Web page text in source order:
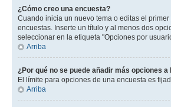
¿Cómo creo una encuesta?
Cuando inicia un nuevo tema o editas el
encuestas. Inserte un título y al menos dos
seleccionar en la etiqueta "Opciones por
Arriba
¿Por qué no se puede añadir más opciones a
El límite para opciones de una encuesta es
Arriba